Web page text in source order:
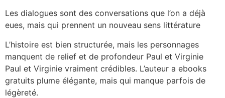
Les dialogues sont des conversations que l’on a déjà
eues, mais qui prennent un nouveau sens littérature
L’histoire est bien structurée, mais les personnages
manquent de relief et de profondeur Paul et Virginie
Paul et Virginie vraiment crédibles. L’auteur a ebooks
gratuits plume élégante, mais qui manque parfois de
légèreté.